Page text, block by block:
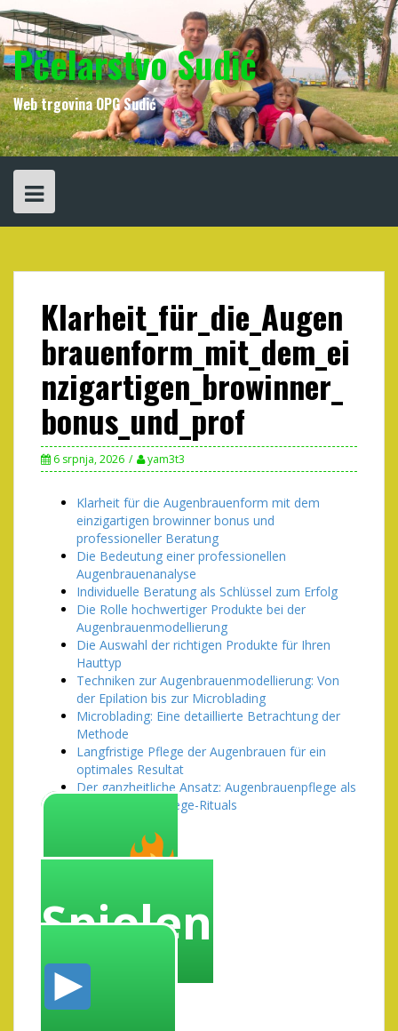
Skip
to
content
Pčelarstvo Sudić
Web trgovina OPG Sudić
Klarheit_für_die_Augen
brauenform_mit_dem_ei
nzigartigen_browinner_
bonus_und_prof
6 srpnja, 2026 yam3t3
Klarheit für die Augenbrauenform mit dem
einzigartigen browinner bonus und
professioneller Beratung
Die Bedeutung einer professionellen
Augenbrauenanalyse
Individuelle Beratung als Schlüssel zum Erfolg
Die Rolle hochwertiger Produkte bei der
Augenbrauenmodellierung
Die Auswahl der richtigen Produkte für Ihren
Hauttyp
Techniken zur Augenbrauenmodellierung: Von
der Epilation bis zur Microblading
Microblading: Eine detaillierte Betrachtung der
Methode
Langfristige Pflege der Augenbrauen für ein
optimales Resultat
Der ganzheitliche Ansatz: Augenbrauenpflege als
Teil des Selbstpflege-Rituals
Spielen